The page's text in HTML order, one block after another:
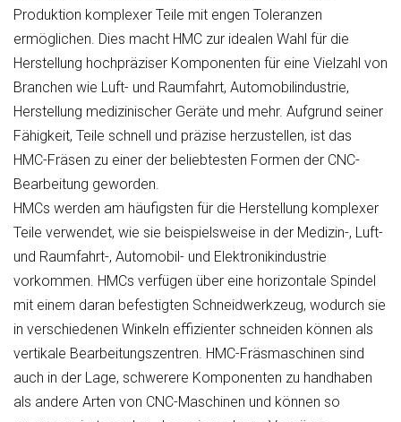
Produktion komplexer Teile mit engen Toleranzen
ermöglichen. Dies macht HMC zur idealen Wahl für die
Herstellung hochpräziser Komponenten für eine Vielzahl von
Branchen wie Luft- und Raumfahrt, Automobilindustrie,
Herstellung medizinischer Geräte und mehr. Aufgrund seiner
Fähigkeit, Teile schnell und präzise herzustellen, ist das
HMC-Fräsen zu einer der beliebtesten Formen der CNC-
Bearbeitung geworden.
HMCs werden am häufigsten für die Herstellung komplexer
Teile verwendet, wie sie beispielsweise in der Medizin-, Luft-
und Raumfahrt-, Automobil- und Elektronikindustrie
vorkommen. HMCs verfügen über eine horizontale Spindel
mit einem daran befestigten Schneidwerkzeug, wodurch sie
in verschiedenen Winkeln effizienter schneiden können als
vertikale Bearbeitungszentren. HMC-Fräsmaschinen sind
auch in der Lage, schwerere Komponenten zu handhaben
als andere Arten von CNC-Maschinen und können so